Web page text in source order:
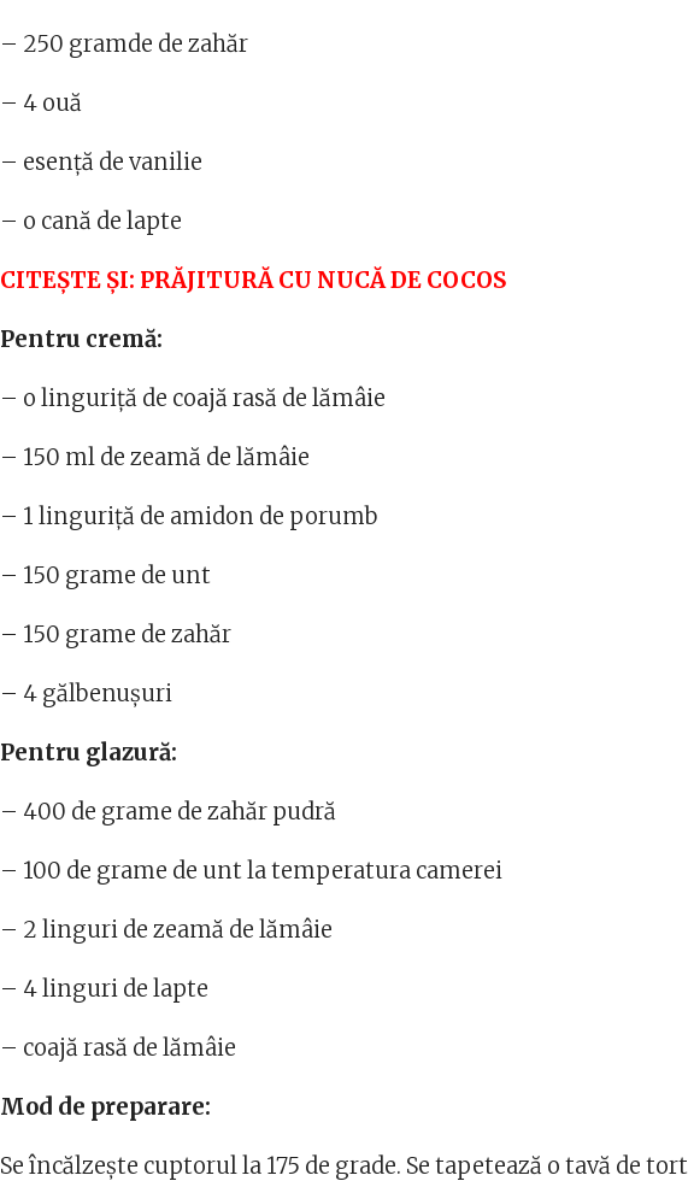
– 250 gramde de zahăr
– 4 ouă
– esență de vanilie
– o cană de lapte
CITEȘTE ȘI: PRĂJITURĂ CU NUCĂ DE COCOS
Pentru cremă:
– o linguriță de coajă rasă de lămâie
– 150 ml de zeamă de lămâie
– 1 linguriță de amidon de porumb
– 150 grame de unt
– 150 grame de zahăr
– 4 gălbenușuri
Pentru glazură:
– 400 de grame de zahăr pudră
– 100 de grame de unt la temperatura camerei
– 2 linguri de zeamă de lămâie
– 4 linguri de lapte
– coajă rasă de lămâie
Mod de preparare:
Se încălzește cuptorul la 175 de grade. Se tapetează o tavă de tort